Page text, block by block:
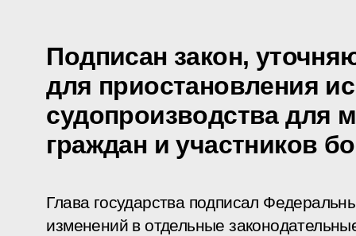
Подписан закон,
для приостановления
судопроизводства для
граждан и участников
Глава государства подписал
изменений в отдельные